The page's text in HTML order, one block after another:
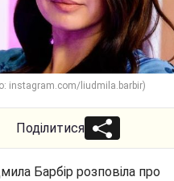
instagram.com/liudmila.barbir)
Поділитися
Барбір розповіла про